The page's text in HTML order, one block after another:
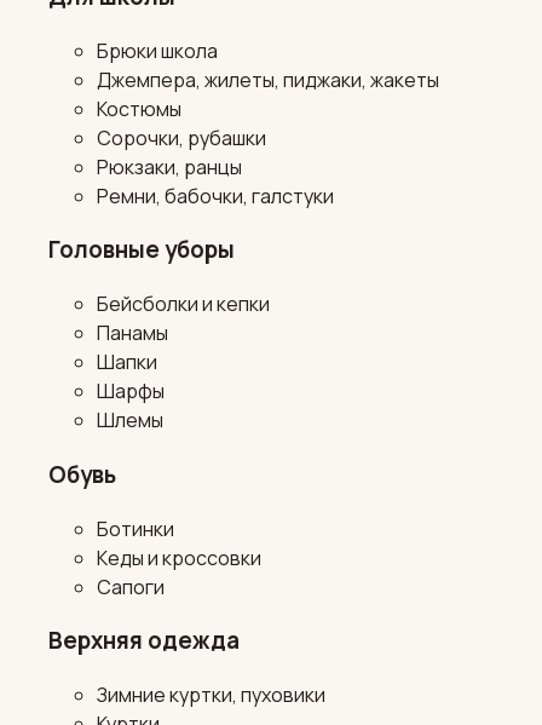
Брюки школа
Джемпера, жилеты, пиджаки, жакеты
Костюмы
Сорочки, рубашки
Рюкзаки, ранцы
Ремни, бабочки, галстуки
Головные уборы
Бейсболки и кепки
Панамы
Шапки
Шарфы
Шлемы
Обувь
Ботинки
Кеды и кроссовки
Сапоги
Верхняя одежда
Зимние куртки, пуховики